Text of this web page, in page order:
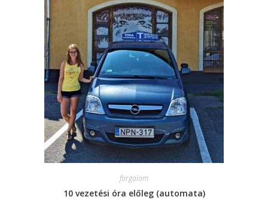
forgalom
10 vezetési óra előleg (automata)